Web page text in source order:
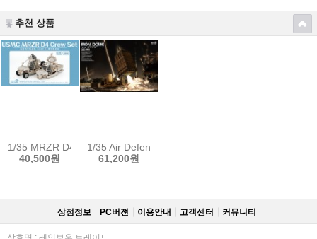
추천 상품
1/35 MRZR D4 Crew ,4 figures
40,500원
1/35 Air Defense System IRON DOME w/2 resin
61,200원
상점정보 PC버젼 이용안내 고객센터 커뮤니티